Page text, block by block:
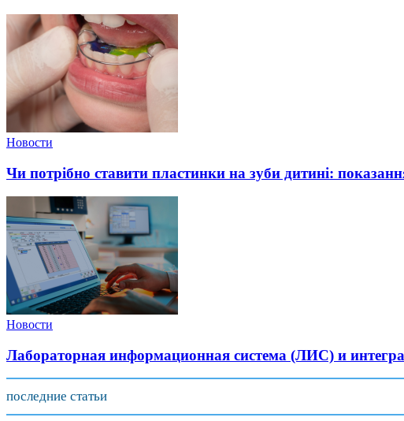
Новости
Чи потрібно ставити пластинки на зуби дитині:
Новости
Лабораторная информационная система (ЛИС) и
последние статьи